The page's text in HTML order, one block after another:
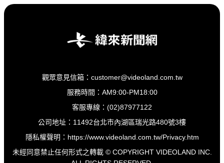
觀眾意見信箱：customer@videoland.com.tw
服務時間：AM9:00-PM18:00
客服專線：(02)87977122
公司地址：11492台北市內湖區瑞光路480號3樓
隱私權聲明： https://www.videoland.com.tw/Privacy.htm
未經同意禁止任何形式之轉載 © COPYRIGHT VIDEOLAND INC.